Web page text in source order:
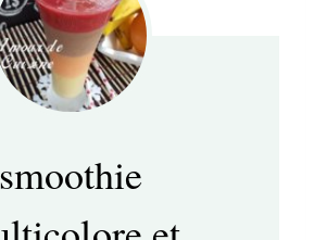
smoothie